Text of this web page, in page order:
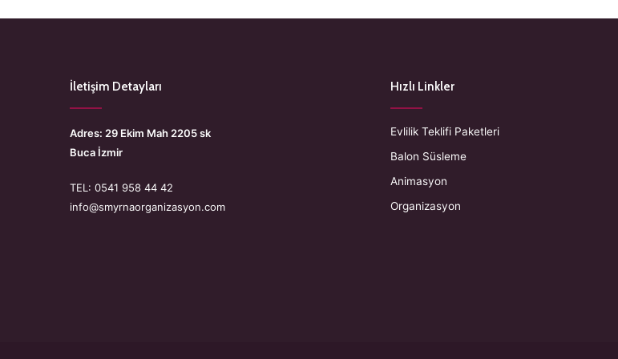
İletişim Detayları
Adres: 29 Ekim Mah 2205 sk
Buca İzmir
TEL: 0541 958 44 42
info@smyrnaorganizasyon.com
Hızlı Linkler
Evlilik Teklifi Paketleri
Balon Süsleme
Animasyon
Organizasyon